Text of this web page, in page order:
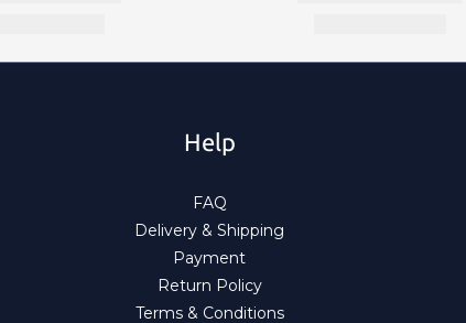
Help
FAQ
Delivery & Shipping
Payment
Return Policy
Terms & Conditions